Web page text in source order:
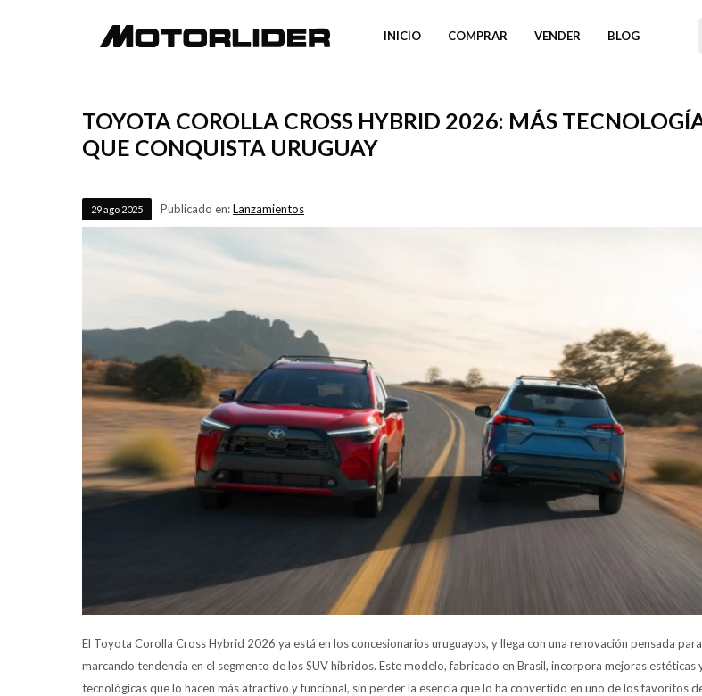
INICIO COMPRAR VENDER BLOG
TOYOTA COROLLA CROSS HYBRID 2026: MÁS
QUE CONQUISTA URUGUAY
29ago 2025 Publicado en:Lanzamientos
El Toyota Corolla Cross Hybrid 2026 ya está en los concesionarios uruguayos, y llega con una renovación pensada
marcando tendencia en el segmento de los SUV híbridos. Este modelo, fabricado en Brasil, incorpora mejoras estéticas
tecnológicas que lo hacen más atractivo y funcional, sin perder la esencia que lo ha convertido en uno de los favoritos